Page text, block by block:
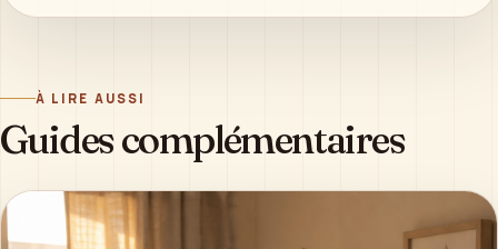
À LIRE AUSSI
Guides complémentaires